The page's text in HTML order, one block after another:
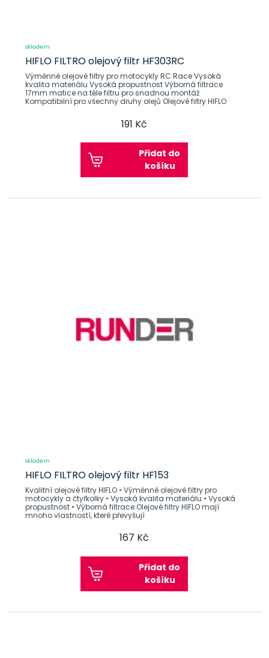
skladem
HIFLO FILTRO olejový filtr HF303RC
Výměnné olejové filtry pro motocykly RC Race Vysoká
kvalita materiálu Vysoká propustnost Výborná filtrace
17mm matice na těle filtru pro snadnou montáž
Kompatibilní pro všechny druhy olejů Olejové filtry HIFLO
191 Kč
Přidat do
košíku
skladem
HIFLO FILTRO olejový filtr HF153
Kvalitní olejové filtry HIFLO • Výměnné olejové filtry pro
motocykly a čtyřkolky • Vysoká kvalita materiálu • Vysoká
propustnost • Výborná filtrace Olejové filtry HIFLO mají
mnoho vlastností, které převyšují
167 Kč
Přidat do
košíku